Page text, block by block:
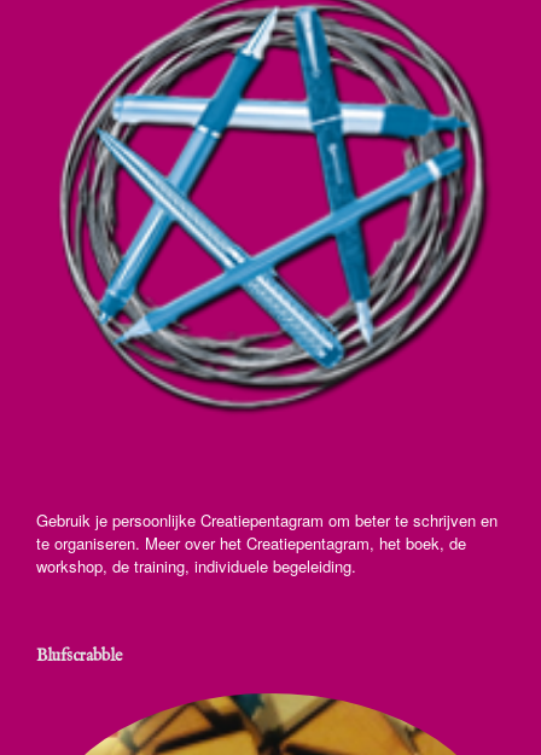
Gebruik je persoonlijke Creatiepentagram om beter te schrijven en
te organiseren. Meer over het Creatiepentagram, het boek, de
workshop, de training, individuele begeleiding.
Blufscrabble